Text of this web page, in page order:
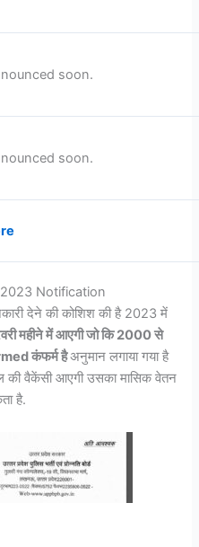
soon.
soon.
Notification
देने की कोशिश की है 2023 में
महीने में आएगी जो कि 2000 से
कंफर्म हैअनुमान लगाया गया है
की वैकेंसी आएगी उसका मासिक वेतन
है.